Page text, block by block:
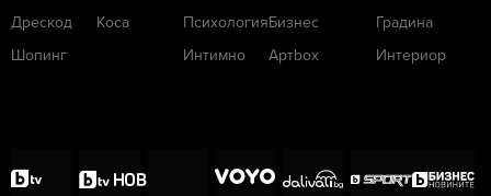
Дрескод
Шопинг
Коса
Психология
Интимно
Бизнес
Артbox
Градина
Интериор